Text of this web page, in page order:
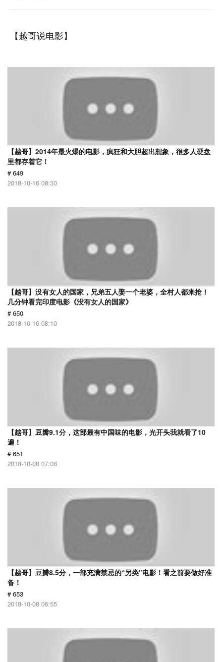
【越哥说电影】
【越哥】2014年最火爆的电影，疯狂和大胆超出想象，很多人硬盘
里都存着它！
# 649
2018-10-16 08:30
【越哥】没有女人的国家，兄弟五人娶一个老婆，全村人都来抢！
几分钟看完印度电影《没有女人的国家》
# 650
2018-10-16 08:10
【越哥】豆瓣9.1分，这部最有中国味的电影，光开头我就看了10
遍！
# 651
2018-10-08 07:08
【越哥】豆瓣8.5分，一部充满禁忌的“另类”电影！看之前要做好准
备！
# 653
2018-10-08 06:55